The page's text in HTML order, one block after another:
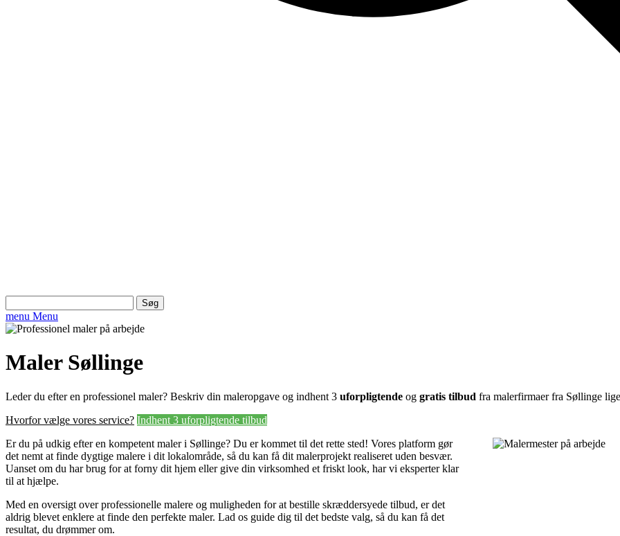
efter:
menu Menu
Maler Søllinge
Leder du efter en professionel maler? Beskriv din maleropgave og indhent 3 uforpligtende og gratis tilbud fra malerfirmaer fra Søllinge
Hvorfor vælge vores service? Indhent 3 uforpligtende tilbud
Er du på udkig efter en kompetent maler i Søllinge? Du er kommet til det rette sted! Vores platform gør
det nemt at finde dygtige malere i dit lokalområde, så du kan få dit malerprojekt realiseret uden besvær.
Uanset om du har brug for at forny dit hjem eller give din virksomhed et friskt look, har vi eksperter klar
til at hjælpe.
Med en oversigt over professionelle malere og muligheden for at bestille skræddersyede tilbud, er det
aldrig blevet enklere at finde den perfekte maler. Lad os guide dig til det bedste valg, så du kan få det
resultat, du drømmer om.